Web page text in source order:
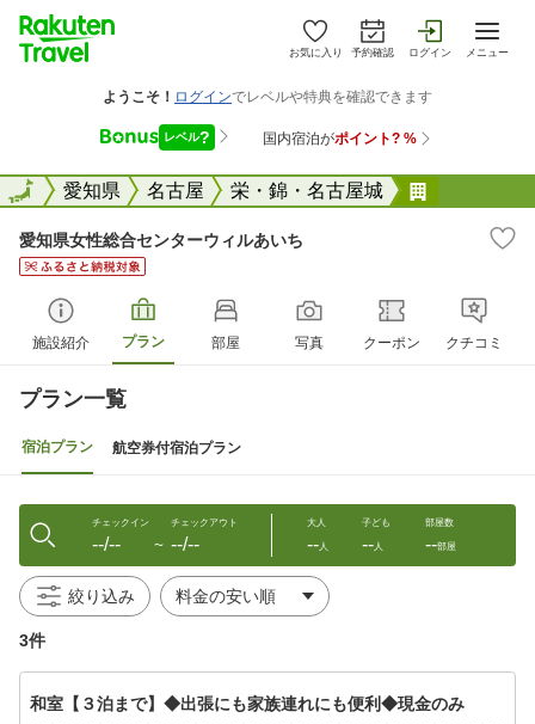
お気に入り 予約確認 ログイン メニュー
全国愛知県 名古屋 栄・錦・名古屋城
全国
愛知県女性総合センターウィルあいち
施設紹介 プラン 部屋 写真 クーポン クチコミ
プラン一覧
宿泊プラン 航空券付宿泊プラン
チェックイン
--/-- 〜
チェックアウト
--/--
大人
--人
子ども
--人
部屋数
--部屋
絞り込み
3件
和室【３泊まで】◆出張にも家族連れにも便利◆現金のみ